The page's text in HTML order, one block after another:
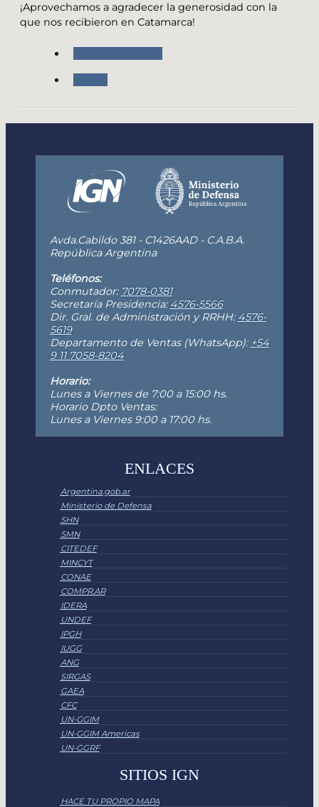
¡Aprovechamos a agradecer la generosidad con la
que nos recibieron en Catamarca!
Avda.Cabildo 381 - C1426AAD - C.A.B.A.
República Argentina
Teléfonos:
Conmutador: 7078-0381
Secretaría Presidencia: 4576-5566
Dir. Gral. de Administración y RRHH: 4576-
5619
Departamento de Ventas (WhatsApp): +54
9 11 7058-8204
Horario:
Lunes a Viernes de 7:00 a 15:00 hs.
Horario Dpto Ventas:
Lunes a Viernes 9:00 a 17:00 hs.
ENLACES
Argentina.gob.ar
Ministerio de Defensa
SHN
SMN
CITEDEF
MINCYT
CONAE
COMPR.AR
IDERA
UNDEF
IPGH
IUGG
ANG
SIRGAS
GAEA
CFC
UN-GGIM
UN-GGIM Americas
UN-GGRF
SITIOS IGN
HACE TU PROPIO MAPA